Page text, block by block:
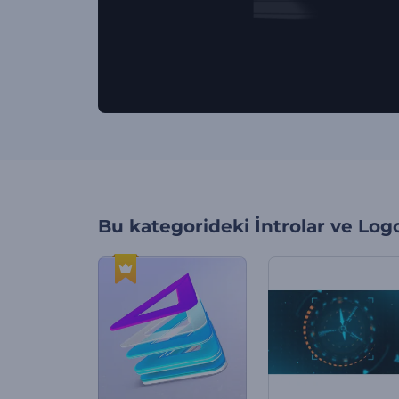
Bu kategorideki İntrolar ve